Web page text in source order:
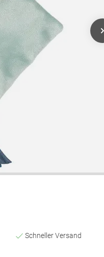
Schneller Versand